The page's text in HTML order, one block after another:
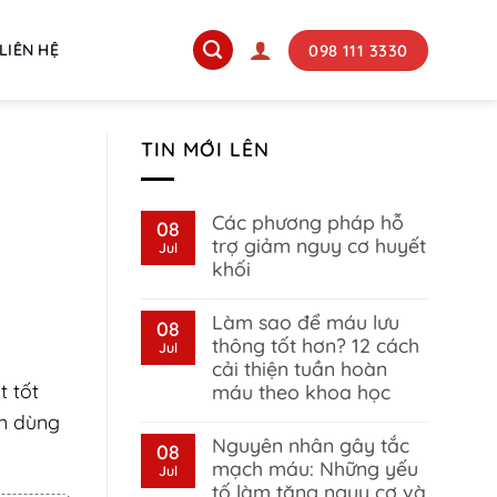
LIÊN HỆ 098 111 3330
tốt
dùng
TIN MỚI LÊN
08
Jul
Các phương pháp hỗ
trợ giảm nguy cơ huyết
khối
on
Các
phương
pháp
hỗ
trợ
cơ
huyết
khối
08
Jul
Làm sao để máu lưu
thông tốt hơn? 12 cách
cải thiện tuần hoàn
máu theo khoa học
on
Làm
sao
để
08
Jul
Nguyên nhân gây tắc
mạch máu: Những yếu
tố làm tăng nguy cơ và